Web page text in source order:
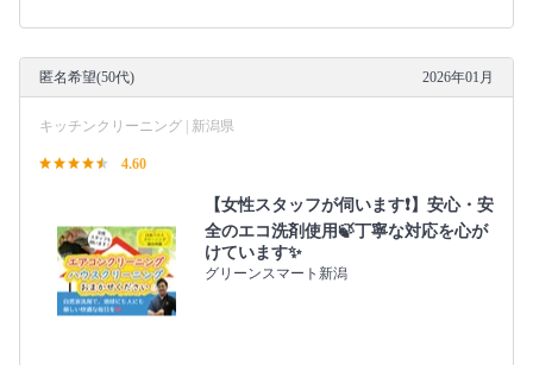
匿名希望(50代) 2026年01月
キッチンクリーニング | 新潟県
4.60
【女性スタッフが伺います❗️】安心・安
全のエコ洗剤使用🍃丁寧な対応を心が
けています✨
グリーンスマート新潟